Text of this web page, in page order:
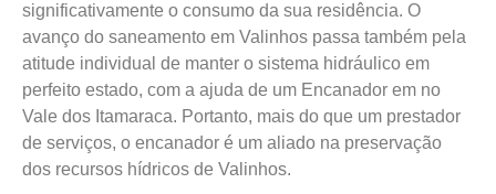
significativamente o consumo da sua residência. O
avanço do saneamento em Valinhos passa também pela
atitude individual de manter o sistema hidráulico em
perfeito estado, com a ajuda de um Encanador em no
Vale dos Itamaraca. Portanto, mais do que um prestador
de serviços, o encanador é um aliado na preservação
dos recursos hídricos de Valinhos.